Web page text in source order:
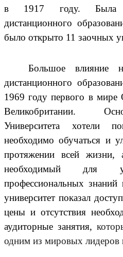
в 1917 году. Была
дистанционного
было открыто 11 заочных
Большое влияние
дистанционного
1969 году первого в мире
Великобритании.
Университета хотели
необходимо обучаться и
протяжении всей
необходимый для
профессиональных
университет показал
цены и отсутствия
аудиторные занятия,
одним из мировых лидеров